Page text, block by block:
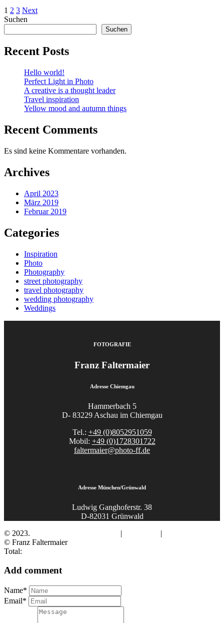
1 2 3 Next
Suchen
Suchen
Recent Posts
Hello world!
Perfect Light in Photo
A creative is a thought leader
Travel inspiration
Yellow mood and autumn things
Recent Comments
Es sind keine Kommentare vorhanden.
Archives
April 2023
März 2019
Februar 2019
Categories
Inspiration
Photo
Photography
street photography
travel photography
wedding photography
Weddings
FOTOGRAFIE
Franz Faltermaier
Adresse Chiemgau
Hammerbach 5
D- 83229 Aschau im Chiemgau
Tel.: +49 (0)8052951059
Mobil: +49 (0)1728301722
faltermaier@photo-ff.de
Adresse München/Grünwald
Ludwig Ganghoferstr. 38
D-82031 Grünwald
© 2023.
| |
© Franz Faltermaier
Total:
Add comment
Name*
Email*